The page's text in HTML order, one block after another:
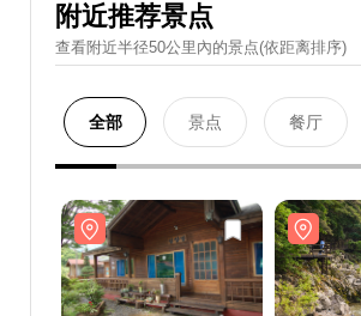
附近推荐景点
查看附近半径50公里內的景点(依距离排序)
全部 景点 餐厅